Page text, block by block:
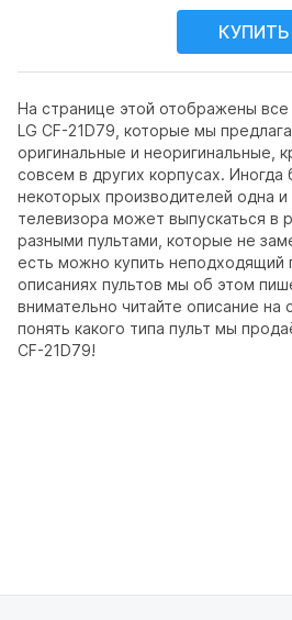
На странице этой отображены все
LG CF-21D79, которые мы
оригинальные и неоригинальные,
совсем в других корпусах. Иногда
некоторых производителей одна
телевизора может выпускаться в
разными пультами, которые не
есть можно купить неподходящий
описаниях пультов мы об этом
внимательно читайте описание на
понять какого типа пульт мы
CF-21D79!